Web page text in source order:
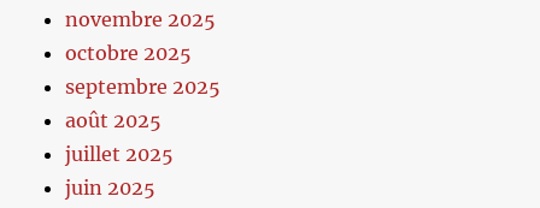
novembre 2025
octobre 2025
septembre 2025
août 2025
juillet 2025
juin 2025